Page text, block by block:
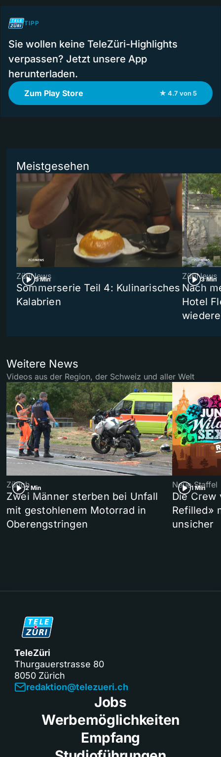
TIPP
Sie wollen keine TeleZüri-Highlights
verpassen? Jetzt unsere App
herunterladen.
Zum Play Store ★ 4.7 von 5
Meistgesehen
5 Min
ZüriNews
Sommerserie Teil 4: Kulinarisches
Kalabrien
3 Min
ZüriNews
Nach
Hotel
Weitere News
Videos aus der Region, der Schweiz und aller Welt
2 Min
Zürich
Zwei Männer sterben bei Unfall
mit gestohlenem Motorrad in
Oberengstringen
1 Min
Neue Staffel
Die Crew
Refilled»
unsicher
TeleZüri
Thurgauerstrasse 80
8050 Zürich
redaktion@telezueri.ch
Jobs
Werbemöglichkeiten
Empfang